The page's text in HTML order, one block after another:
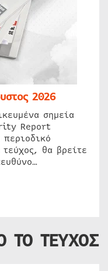
2026
σημεία
Report
θα βρείτε
ΤΟ ΤΕΥΧΟΣ